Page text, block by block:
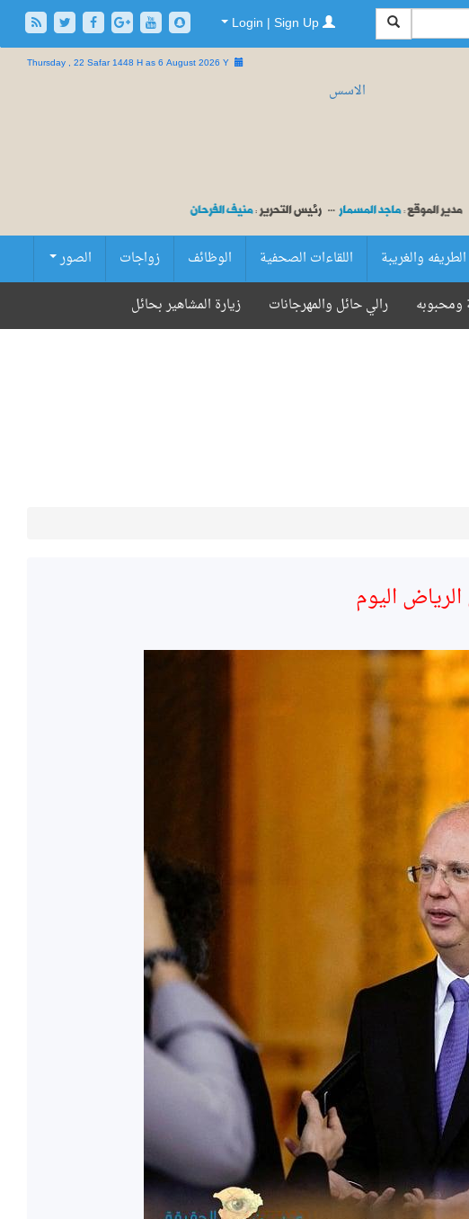
Thursday , 22 Safar 1448 H as6 August 2026 Y
الطريفه والغريبة اللقاءات الصحفية الوظائف زواجات
الصور
زيارة المشاهير بحائل
رالي حائل والمهرجانات
اليوم